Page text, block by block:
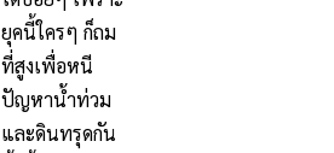
ยุคนี้ใครๆ ก็ถม
ที่สูงเพื่อหนี
ปัญหาน้ำท่วม
และดินทรุดกัน